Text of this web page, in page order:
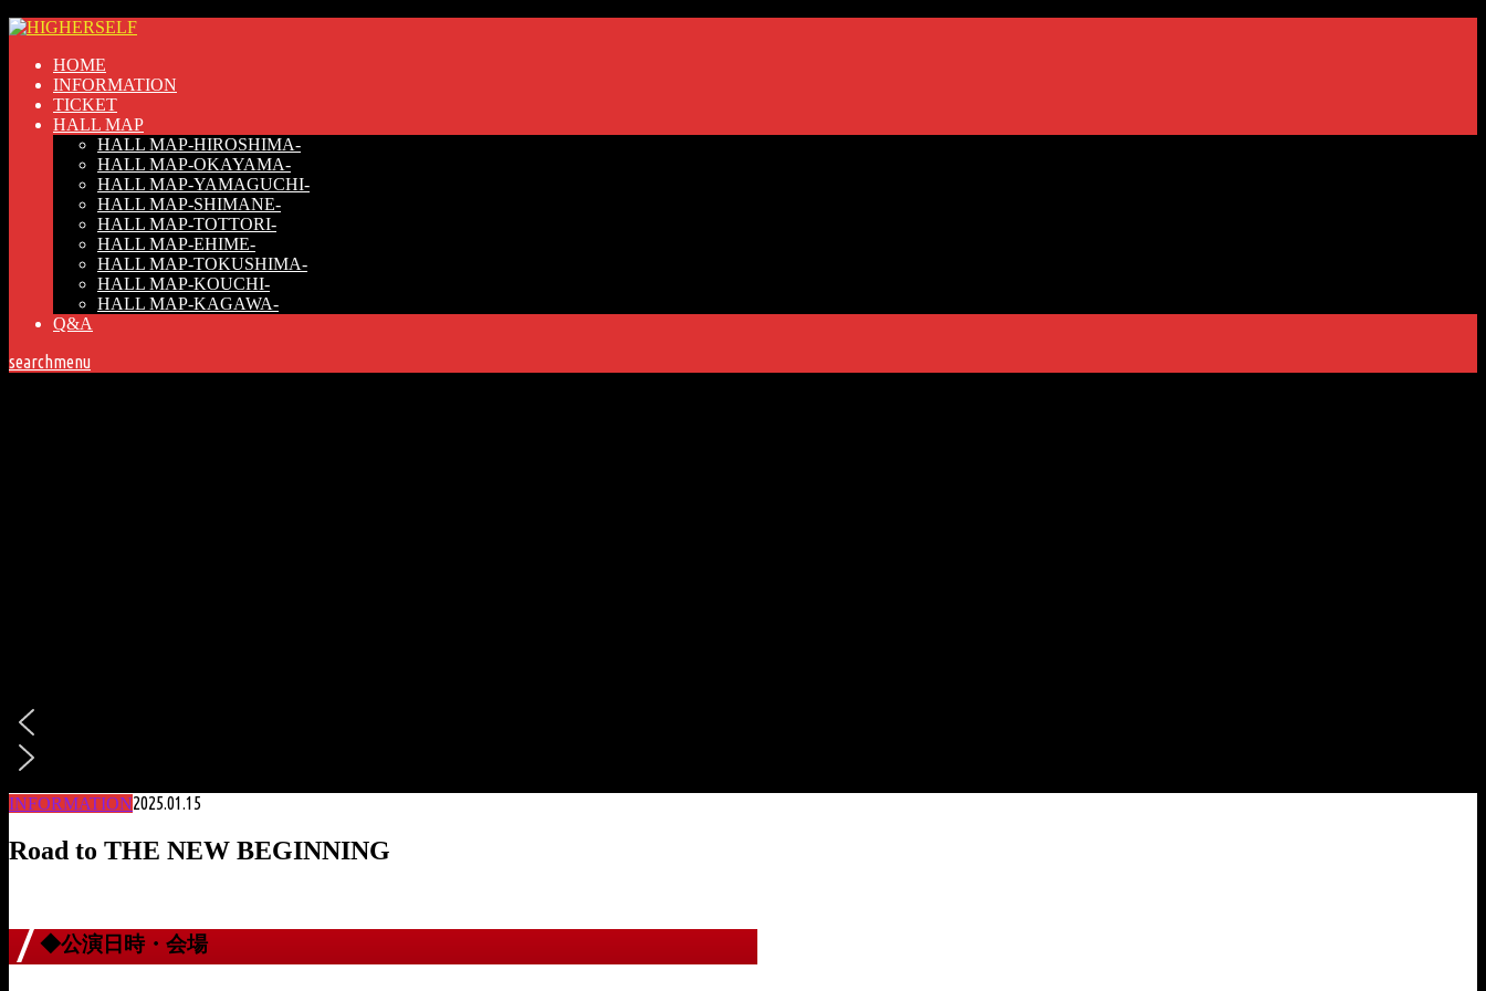
HOME
INFORMATION
TICKET
HALL MAP
HALL MAP-HIROSHIMA-
HALL MAP-OKAYAMA-
HALL MAP-YAMAGUCHI-
HALL MAP-SHIMANE-
HALL MAP-TOTTORI-
HALL MAP-EHIME-
HALL MAP-TOKUSHIMA-
HALL MAP-KOUCHI-
HALL MAP-KAGAWA-
Q&A
searchmenu
INFORMATION2025.01.15
Road to THE NEW BEGINNING
◆公演日時・会場